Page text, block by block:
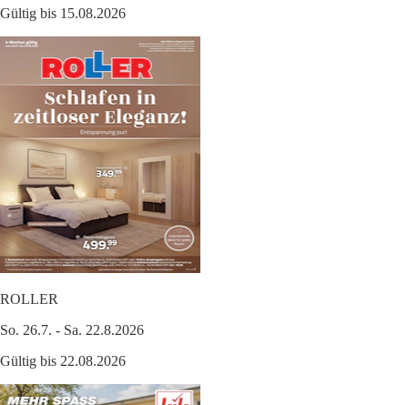
Gültig bis 15.08.2026
ROLLER
So. 26.7. - Sa. 22.8.2026
Gültig bis 22.08.2026